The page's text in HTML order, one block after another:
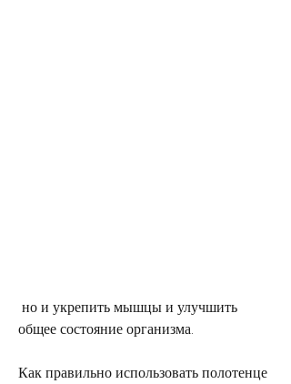
общее состояние организма.
Как правильно использовать полотенце